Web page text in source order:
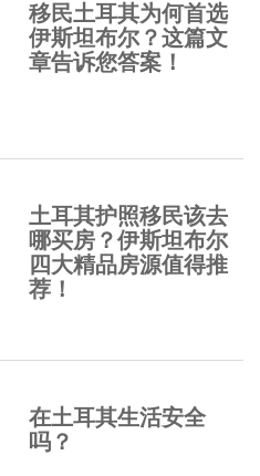
移民土耳其为何首选
伊斯坦布尔？这篇文
章告诉您答案！
土耳其护照移民该去
哪买房？伊斯坦布尔
四大精品房源值得推
荐！
在土耳其生活安全
吗？